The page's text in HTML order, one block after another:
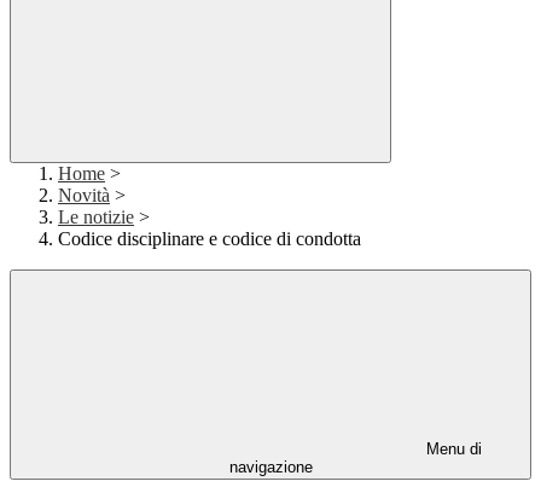
Home >
Novità >
Le notizie >
Codice disciplinare e codice di condotta
Menu di
navigazione